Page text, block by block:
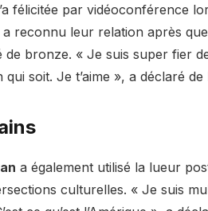
félicitée par vidéoconférence
reconnu leur relation après
de bronze. « Je suis super fier
soit. Je t’aime », a déclaré de
a également utilisé la lueur
culturelles. « Je suis